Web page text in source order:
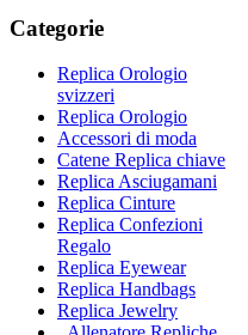
Categorie
Replica Orologio
svizzeri
Replica Orologio
Accessori di moda
Catene Replica chiave
Replica Asciugamani
Replica Cinture
Replica Confezioni
Regalo
Replica Eyewear
Replica Handbags
Replica Jewelry